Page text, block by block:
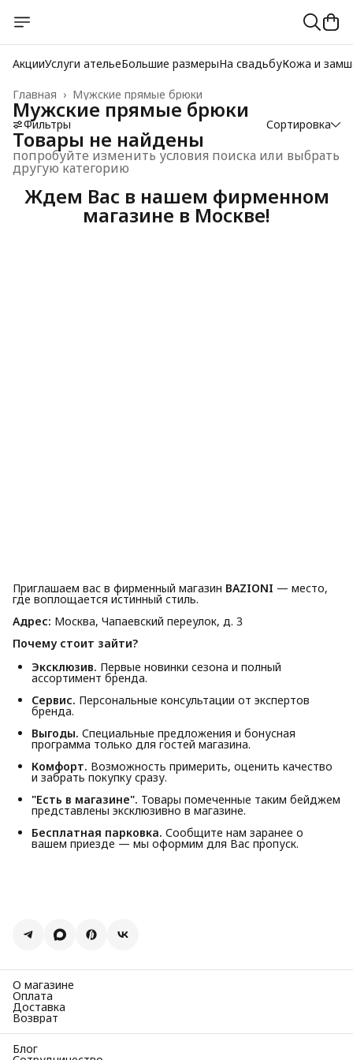
АкцииУслуги ательеБольшие размерыНа свадьбуКожа и
Мужские прямые брюки
Главная ›
Мужские прямые брюки
Фильтры Сортировка
Товары не найдены
попробуйте изменить условия поиска или выбрать
другую категорию
Ждем Вас в нашем фирменном
магазине в Москве!
Приглашаем вас в фирменный магазин BAZIONI — место,
где воплощается истинный стиль.
Адрес: Москва, Чапаевский переулок, д. 3
Почему стоит зайти?
Эксклюзив. Первые новинки сезона и полный
ассортимент бренда.
Сервис. Персональные консультации от экспертов
бренда.
Выгоды. Специальные предложения и бонусная
программа только для гостей магазина.
Комфорт. Возможность примерить, оценить качество
и забрать покупку сразу.
"Есть в магазине". Товары помеченные таким бейджем
представлены эксклюзивно в магазине.
Бесплатная парковка. Сообщите нам заранее о
вашем приезде — мы оформим для Вас пропуск.
О магазине
Оплата
Доставка
Возврат
Блог